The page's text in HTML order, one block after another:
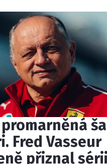
Fred Vasseur
přiznal